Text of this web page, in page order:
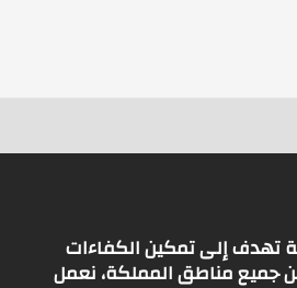
تهدف إلى تمكين الكفاءات
جميع مناطق المملكة، نعمل